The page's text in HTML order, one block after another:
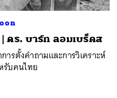
ดร. บาร์ท ลอมเบร็คส
ารตั้งคำถามและการวิเคราะห์
รับคนไทย